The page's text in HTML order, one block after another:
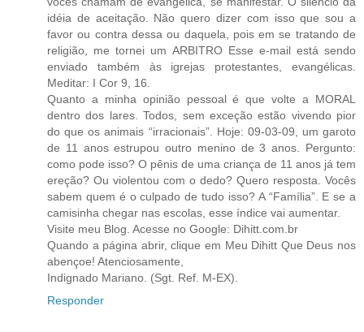
idéia de aceitação. Não quero dizer com isso que sou a
favor ou contra dessa ou daquela, pois em se tratando de
religião, me tornei um ARBITRO Esse e-mail está sendo
enviado também às igrejas protestantes, evangélicas.
Meditar: I Cor 9, 16.
Quanto a minha opinião pessoal é que volte a MORAL
dentro dos lares. Todos, sem exceção estão vivendo pior
do que os animais “irracionais”. Hoje: 09-03-09, um garoto
de 11 anos estrupou outro menino de 3 anos. Pergunto:
como pode isso? O pênis de uma criança de 11 anos já tem
ereção? Ou violentou com o dedo? Quero resposta. Vocês
sabem quem é o culpado de tudo isso? A “Família”. E se a
camisinha chegar nas escolas, esse índice vai aumentar.
Visite meu Blog. Acesse no Google: Dihitt.com.br
Quando a página abrir, clique em Meu Dihitt Que Deus nos
abençoe! Atenciosamente,
Indignado Mariano. (Sgt. Ref. M-EX).
Responder